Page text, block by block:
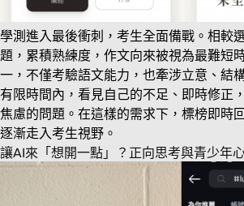
學測進入最後衝刺，考生全面備戰。相較
題，累積熟練度，作文向來被視為最難短
一，不僅考驗語文能力，也牽涉立意、結
有限時間內，看見自己的不足、即時修正
焦慮的問題。在這樣的需求下，標榜即時
逐漸走入考生視野。
讓AI來「想開一點」？正向思考與青少年